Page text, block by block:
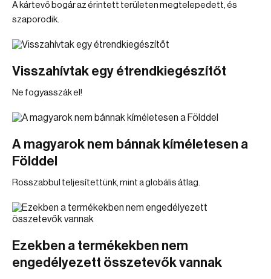
A kártevő bogár az érintett területen megtelepedett, és
szaporodik.
Visszahívtak egy étrendkiegészítőt
Ne fogyasszák el!
A magyarok nem bánnak kíméletesen a
Földdel
Rosszabbul teljesítettünk, mint a globális átlag.
Ezekben a termékekben nem
engedélyezett összetevők vannak